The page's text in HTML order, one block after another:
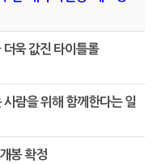
더욱 값진 타이틀롤
람을 위해 함께한다는 일
봉 확정